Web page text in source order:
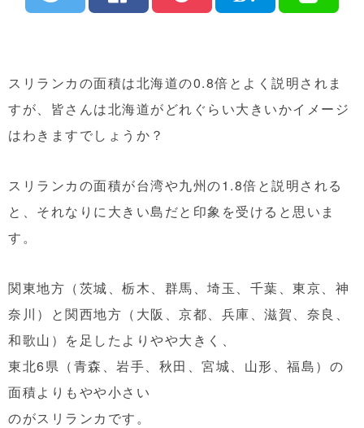
スリランカの面積は北海道の0.8倍とよく説明されま
すが、皆さんは北海道がどれぐらい大きいかイメージ
はわきますでしょうか？
スリランカの面積が台湾や九州の1.8倍と説明される
と、それなりに大きい島だと印象を受けると思いま
す。
関東地方（茨城、栃木、群馬、埼玉、千葉、東京、神
奈川）と関西地方（大阪、京都、兵庫、滋賀、奈良、
和歌山）を足したよりやや大きく、
東北6県（青森、岩手、秋田、宮城、山形、福島）の
面積よりもやや小さい
のがスリランカです。